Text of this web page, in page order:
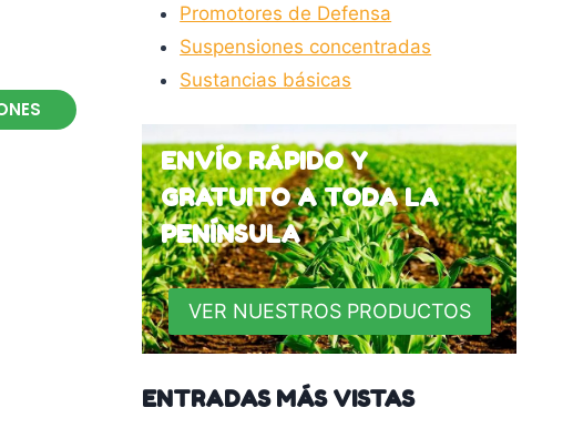
Promotores de Defensa
Suspensiones concentradas
Sustancias básicas
ENVÍO RÁPIDO Y
GRATUITO A TODA LA
PENÍNSULA
VER NUESTROS PRODUCTOS
ENTRADAS MÁS VISTAS